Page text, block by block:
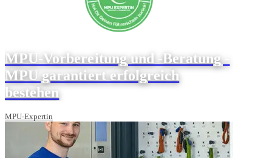
MPU-Vorbereitung und -Beratung -
MPU garantiert erfolgreich
bestehen
MPU-Expertin